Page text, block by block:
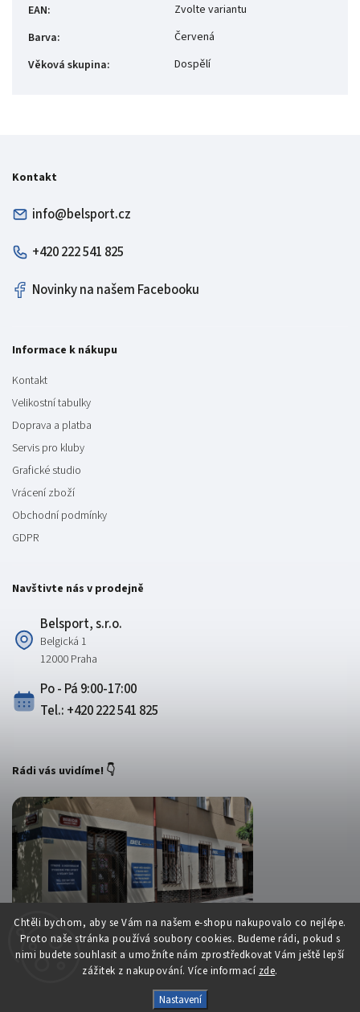
Chtěli bychom, aby se Vám na našem e-shopu nakupovalo co nejlépe.
Proto naše stránka používá soubory cookies. Budeme rádi, pokud s
nimi budete souhlasit a umožníte nám zprostředkovat Vám ještě lepší
zážitek z nakupování. Více informací zde.
Nastavení
EAN:
Zvolte variantu
Barva:
Červená
Věková skupina: Dospělí
Kontakt
info@belsport.cz
+420 222 541 825
Novinky na našem Facebooku
Informace k nákupu
Kontakt
Velikostní tabulky
Doprava a platba
Servis pro kluby
Grafické studio
Vrácení zboží
Obchodní podmínky
GDPR
Navštivte nás v prodejně
Belsport, s.r.o.
Belgická 1
12000 Praha
Po - Pá 9:00-17:00
Tel.: +420 222 541 825
Rádi vás uvidíme! 👇
Belsport.cz. Všechna práva vyhrazena.